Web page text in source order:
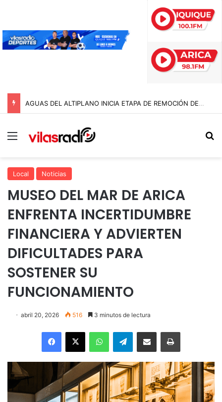
AGUAS DEL ALTIPLANO INICIA ETAPA DE REMOCIÓN DE PAVIMENTO EN AVENIDA ARTURO PRAT
Menú
Local Noticias
MUSEO DEL MAR DE ARICA
ENFRENTA INCERTIDUMBRE
FINANCIERA Y ADVIERTEN
DIFICULTADES PARA
SOSTENER SU
FUNCIONAMIENTO
abril 20, 2026 516 3 minutos de lectura
Facebook
X WhatsAppTelegramEnviar vía email Imprimir